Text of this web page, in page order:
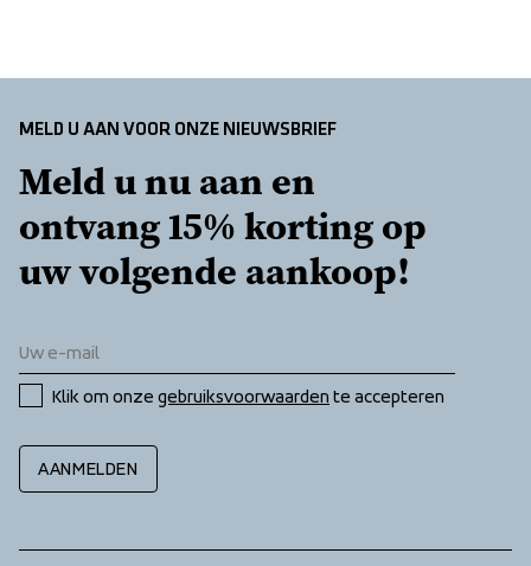
Two zippered front pockets
MELD U AAN VOOR ONZE NIEUWSBRIEF
Meld u nu aan en
ontvang 15% korting op
uw volgende aankoop!
Klik om onze gebruiksvoorwaarden te accepteren
AANMELDEN